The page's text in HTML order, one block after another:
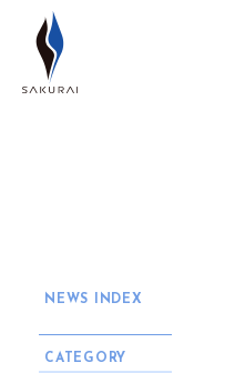
NEWS INDEX
CATEGORY